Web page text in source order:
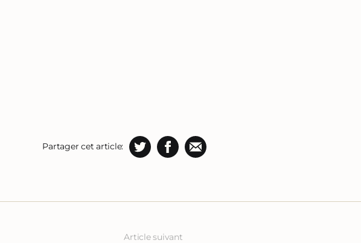
Partager cet article:
Article suivant